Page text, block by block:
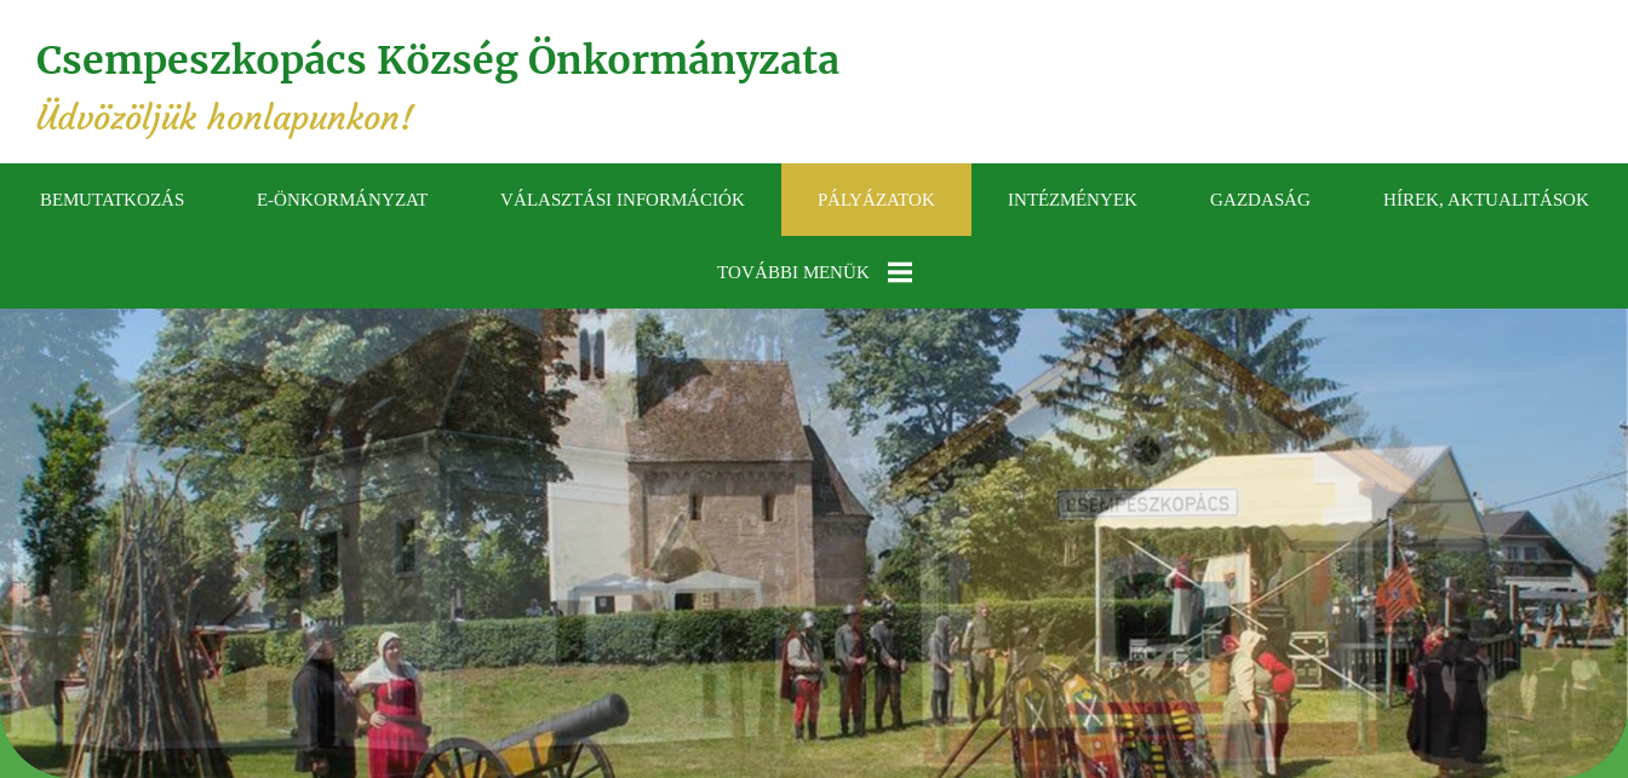
Csempeszkopács Község Önkormányzata
Üdvözöljük honlapunkon!
BEMUTATKOZÁS E-ÖNKORMÁNYZAT VÁLASZTÁSI INFORMÁCIÓK PÁLYÁZATOK INTÉZMÉNYEK GAZDASÁG HÍREK, AKTUALITÁSOK
TOVÁBBI MENÜK
KÖZÉRDEKŰ
ADATOK
GALÉRIA
ELÉRHETŐSÉGEK